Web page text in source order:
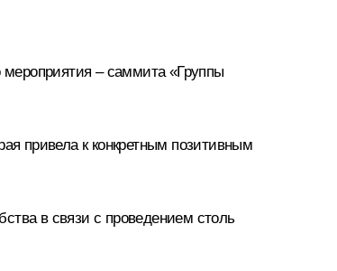
мероприятия –саммита«Группы
привела к конкретным позитивным
в связи с проведением столь